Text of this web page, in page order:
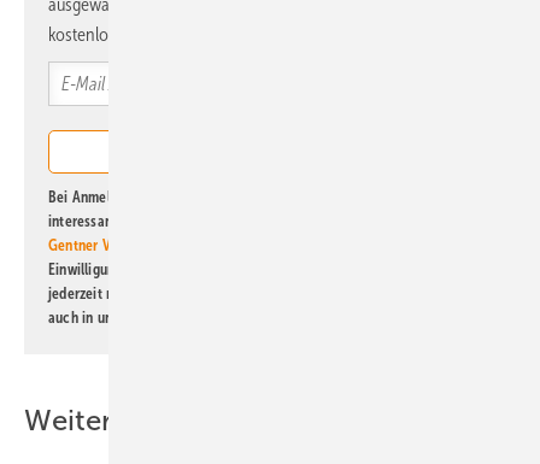
kostenlos direkt ins Postfach.
Bei Anmeldung zu diesem Newsletter bin ich damit einverstanden, über
interessante Verlags- und Online-Angebote
Gentner Verlag GmbH & Co. KG
Einwilligung kann ich jederzeit widerrufen und eine Abmeldung ist
jederzeit möglich. Informationen zum Umgang mit Daten finden Sie
auch in unserer
Weitere Inhalte